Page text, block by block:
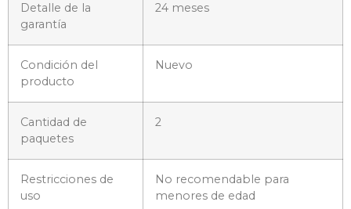
Detalle de la
garantía
24 meses
Condición del
producto
Nuevo
Cantidad de
paquetes
2
Restricciones de
uso
No recomendable para
menores de edad